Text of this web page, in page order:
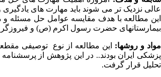
عالی نزدیک تر می شوند باید مهارت های
بیمارستانهای حضرت رسول اکرم (ص) و فیروزگر
مواد و روشها: این مطالعه از نوع توصیفی
پزشکی ایران بودند.. در این پژوهش از پرسشنامه
تحلیل قرار گرفت.